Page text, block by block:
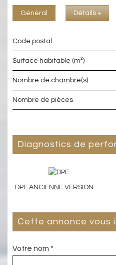
Général Détails +
Code postal
Surface habitable (m²)
Nombre de chambre(s)
Nombre de pièces
diagnostics de
DPE ANCIENNE VERSION
cette annonce vous
Votre nom *